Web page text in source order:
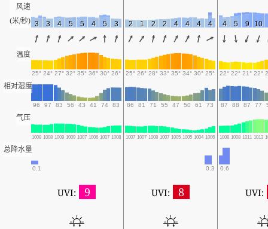
风速
(米/秒) 3 3 4 5 5 4 5 3 2 1 2 2 4 4 4 4 4 5 9 10
温度
25° 24° 27° 32° 35° 36° 30° 26° 25° 26° 28° 33° 35° 34° 30° 25° 22° 22° 21° 22°
相对湿度
96 97 83 56 43 41 74 83 86 81 71 55 47 50 61 73 87 88 87 77
气压
1008 1008 1009 1009 1007 1006 1007 1008 1007 1007 1008 1007 1005 1005 1004 1006 1008 1008 1011 1013
总降水量
0.1 0.3 0.6
UVI: 9 UVI: 8 UVI: